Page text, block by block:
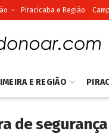
Piracicaba e Região
E REGIÃO
de